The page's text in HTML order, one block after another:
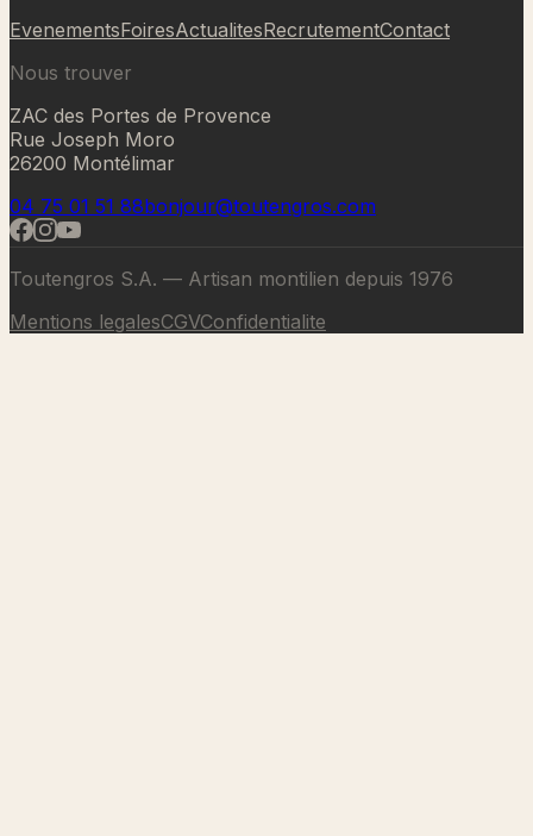
EvenementsFoiresActualitesRecrutementContact
Nous trouver
ZAC des Portes de Provence
Rue Joseph Moro
26200 Montélimar
04 75 01 51 88bonjour@toutengros.com
Toutengros S.A. — Artisan montilien depuis 1976
Mentions legalesCGVConfidentialite